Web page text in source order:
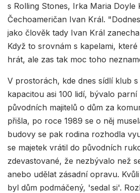
s Rolling Stones, Irka Maria Doyle
Čechoameričan Ivan Král.
jako člověk tady Ivan Král
Když to srovnám s kapelami,
hrát, ale zas tak moc toho
V prostorách, kde dnes sídlí klub s
kapacitou asi 100 lidí, bývalo parní
původních majitelů o dům za
přišla, po roce 1989 se o něj
budovy se pak rodina rozhodla
se majetek vrátil do původních
zdevastované, že nezbývalo než
anebo udělat zásadní opravu.
byl dům podmáčený, 'sedal si'.